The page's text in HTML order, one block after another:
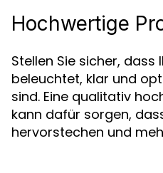
Hochwertige
Stellen Sie sicher, dass
beleuchtet, klar und
sind. Eine qualitativ
kann dafür sorgen,
hervorstechen und